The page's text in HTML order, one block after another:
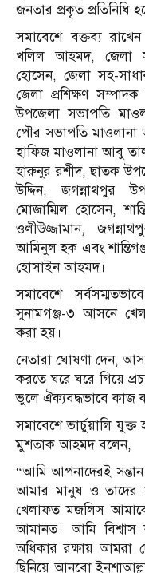
জনতার প্রকৃত প্রতিনিধি
সমাবেশে বক্তব্য
খলিল আহমদ, জেলা
হোসেন, জেলা সহ-
জেলা প্রশিক্ষণ
উপজেলা সভাপতি
পৌর সভাপতি মাওলানা
হাফিজ মাওলানা আবু
হারুনুর রশীদ, ছাতক
উদ্দিন, জগন্নাথপুর
মোজাম্মিল হোসেন,
ওলীউজ্জামান,
আমিনুল হক এবং
হোসাইন আহমদ।
সমাবেশে
সুনামগঞ্জ-৩ আসনে
করা হয়।
নেতারা ঘোষণা দেন,
করতে ঘরে ঘরে গিয়ে
ভুলে ঐক্যবদ্ধভাবে কাজ
সমাবেশে ভার্চুয়ালি যুক্ত
মুশতাক আহমদ বলেন,
“আমি আপনাদেরই
আমার মানুষ ও তাদের
খেলাফত মজলিস আমাকে
আমানত। আমি
অধিকার রক্ষায় আমরা
ছিনিয়ে আনবো